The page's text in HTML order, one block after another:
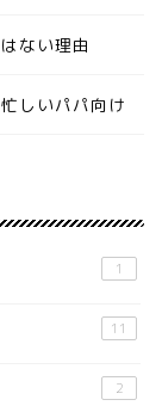
ない理由
しいパパ向け
1
11
2